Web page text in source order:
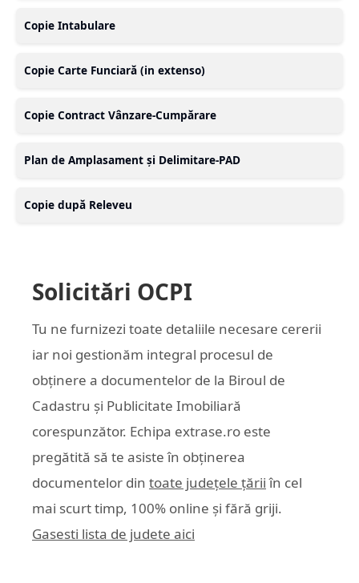
Copie Intabulare
Copie Carte Funciară (in extenso)
Copie Contract Vânzare-Cumpărare
Plan de Amplasament și Delimitare-PAD
Copie după Releveu
Solicitări OCPI
Tu ne furnizezi toate detaliile necesare cererii
iar noi gestionăm integral procesul de
obținere a documentelor de la Biroul de
Cadastru și Publicitate Imobiliară
corespunzător. Echipa extrase.ro este
pregătită să te asiste în obținerea
documentelor din toate județele țării în cel
mai scurt timp, 100% online și fără griji.
Gasesti lista de judete aici